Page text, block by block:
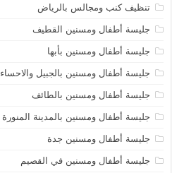
تنظيف كنب ومجالس بالرياض
جليسة أطفال ومسنين القطيف
جليسة أطفال ومسنين بأبها
جليسة أطفال ومسنين بالجبيل والاحساء
جليسة أطفال ومسنين بالطائف
جليسة أطفال ومسنين بالمدينة المنورة
جليسة أطفال ومسنين جدة
جليسة أطفال ومسنين في القصيم